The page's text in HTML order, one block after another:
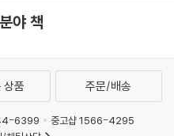
야 책
상품 주문/배송
6399
중고샵 1566-4295